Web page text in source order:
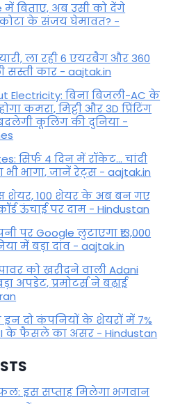
Vrat: कब रखा
पहला मंगला गौरी
और पूजा विधि
में बिताए, अब उसी को देंगे
के संजय घेमावत? -
ला रही 6 एयरबैग और 360
सस्ती कार - aajtak.in
Electricity: बिना बिजली-AC के
कमरा, मिट्टी और 3D प्रिंटिंग
कूलिंग की दुनिया -
सिर्फ 4 दिन में रॉकेट... चांदी
भी भागा, जानें रेट्स - aajtak.in
शेयर, 100 शेयर के अब बन गए
ऊंचाई पर दाम - Hindustan
पर Google लुटाएगा ₹13,000
में बड़ा दांव - aajtak.in
को खरीदने वाली Adani
अपडेट, प्रमोटर्स ने बढ़ाई
इन दो कंपनियों के शेयरों में 7%
के फैसले का असर - Hindustan
इस सप्ताह मिलेगा भगवान